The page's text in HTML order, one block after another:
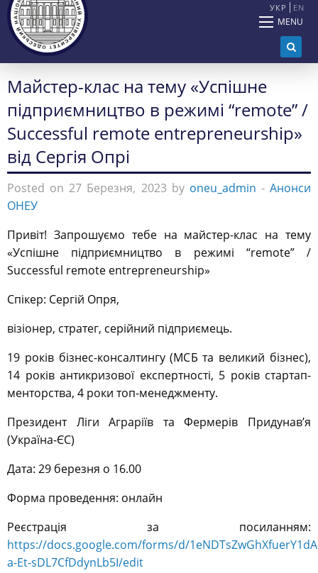
УКР EN
MENU
Майстер-клас на тему «Успішне
підприємництво в режимі “remote” /
Successful remote entrepreneurship»
від Сергія Опрі
Posted on 27 Березня, 2023 by oneu_admin - Анонси
ОНЕУ
Привіт! Запрошуємо тебе на майстер-клас на тему
«Успішне підприємництво в режимі “remote” /
Successful remote entrepreneurship»
Спікер: Сергій Опря,
візіонер, стратег, серійний підприємець.
19 років бізнес-консалтингу (МСБ та великий бізнес),
14 років антикризової експертності, 5 років стартап-
менторства, 4 роки топ-менеджменту.
Президент Ліги Аграріїв та Фермерів Придунав’я
(Україна-ЄС)
Дата: 29 березня о 16.00
Форма проведення: онлайн
Реєстрація за посиланням:
https://docs.google.com/forms/d/
a-Et-sDL7CfDdynLb5I/edit